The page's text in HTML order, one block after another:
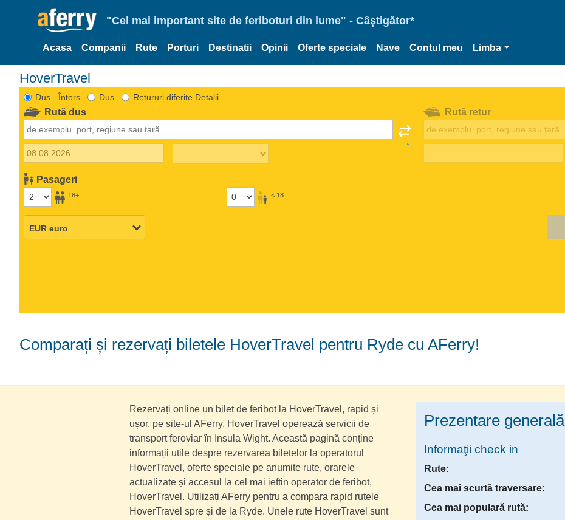
"Cel mai important site de feriboturi din lume" - Câştigător*
Acasa Companii Rute Porturi Destinatii Opinii Oferte speciale Nave Contul meu Limba
HoverTravel
Dus - Întors Dus Retururi diferite Detalii
Rută dus
Pasageri
18+ < 18
Rută retur
Comparați și rezervați biletele HoverTravel pentru Ryde cu AFerry!
Rezervați online un bilet de feribot la HoverTravel, rapid și
ușor, pe site-ul AFerry. HoverTravel operează servicii de
transport feroviar în Insula Wight. Această pagină conține
informații utile despre rezervarea biletelor la operatorul
HoverTravel, oferte speciale pe anumite rute, orarele
actualizate și accesul la cel mai ieftin operator de feribot,
HoverTravel. Utilizați AFerry pentru a compara rapid rutele
HoverTravel spre și de la Ryde. Unele rute HoverTravel sunt
Prezentare generală
Informaţii check in
Rute:
Cea mai scurtă traversare:
Cea mai populară rută: